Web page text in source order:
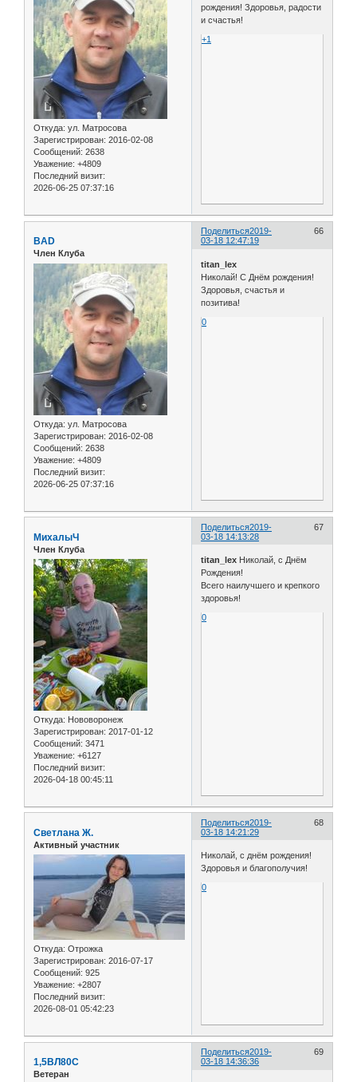
Откуда: ул. Матросова
Зарегистрирован: 2016-02-08
Сообщений: 2638
Уважение: +4809
Последний визит:
2026-06-25 07:37:16
рождения! Здоровья, радости
и счастья!
+1
Поделиться 66
2019-
03-18 12:47:19
BAD
Член Клуба
Откуда: ул. Матросова
Зарегистрирован: 2016-02-08
Сообщений: 2638
Уважение: +4809
Последний визит:
2026-06-25 07:37:16
titan_lex
Николай! С Днём рождения!
Здоровья, счастья и
позитива!
0
Поделиться 67
2019-
03-18 14:13:28
МиxалыЧ
Член Клуба
Откуда: Нововоронеж
Зарегистрирован: 2017-01-12
Сообщений: 3471
Уважение: +6127
Последний визит:
2026-04-18 00:45:11
titan_lex Николай, с Днём
Рождения!
Всего наилучшего и крепкого
здоровья!
0
Поделиться 68
2019-
03-18 14:21:29
Светлана Ж.
Активный участник
Откуда: Отрожка
Зарегистрирован: 2016-07-17
Сообщений: 925
Уважение: +2807
Последний визит:
2026-08-01 05:42:23
Николай, с днём рождения!
Здоровья и благополучия!
0
Поделиться 69
2019-
03-18 14:36:36
1,5ВЛ80С
Ветеран